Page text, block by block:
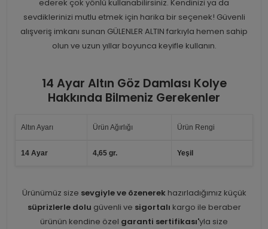
ederek çok yönlü kullanabilirsiniz. Kendinizi ya da
sevdiklerinizi mutlu etmek için harika bir seçenek! Güvenli
alışveriş imkanı sunan GÜLENLER ALTIN farkıyla hemen sahip
olun ve uzun yıllar boyunca keyifle kullanın.
14 Ayar Altın Göz Damlası Kolye
Hakkında Bilmeniz Gerekenler
Altın Ayarı Ürün Ağırlığı Ürün Rengi
14 Ayar 4,65 gr. Yeşil
Ürünümüz size sevgiyle ve özenerekhazırladığımız küçük
süprizlerle dolu güvenli ve sigortalı kargo ile beraber
ürünün kendine özel garanti sertifikası'yla size